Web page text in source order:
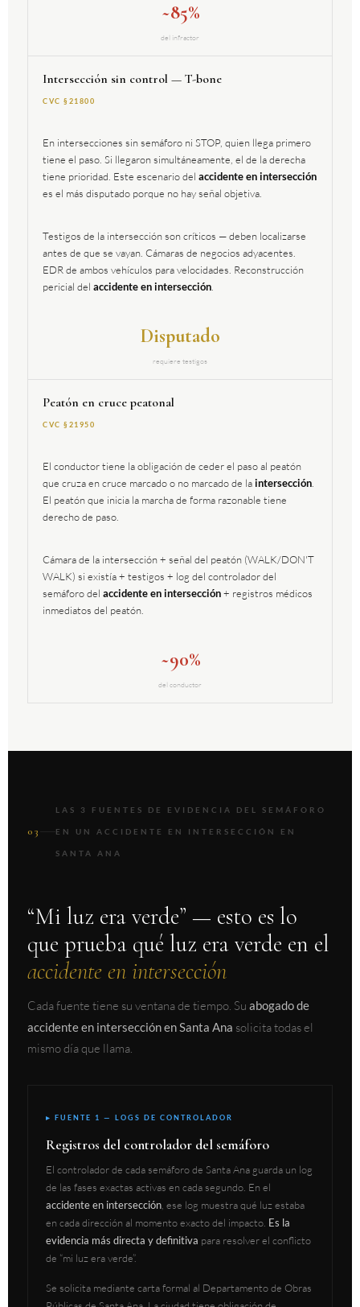
~85%
del infractor
Intersección sin control — T-bone
CVC §21800
En intersecciones sin semáforo ni STOP, quien llega primero
tiene el paso. Si llegaron simultáneamente, el de la derecha
tiene prioridad. Este escenario del accidente en intersección
es el más disputado porque no hay señal objetiva.
Testigos de la intersección son críticos — deben localizarse
antes de que se vayan. Cámaras de negocios adyacentes.
EDR de ambos vehículos para velocidades. Reconstrucción
pericial del accidente en intersección.
Disputado
requiere testigos
Peatón en cruce peatonal
CVC §21950
El conductor tiene la obligación de ceder el paso al peatón
que cruza en cruce marcado o no marcado de laintersección.
El peatón que inicia la marcha de forma razonable tiene
derecho de paso.
Cámara de la intersección + señal del peatón (WALK/DON'T
WALK) si existía + testigos + log del controlador del
semáforo del accidente en intersección+ registros médicos
inmediatos del peatón.
~90%
del conductor
03
LAS 3 FUENTES DE EVIDENCIA DEL SEMÁFORO
EN UN ACCIDENTE EN INTERSECCIÓN EN
SANTA ANA
“Mi luz era verde” — esto es lo
que prueba qué luz era verde en el
accidente en intersección
Cada fuente tiene su ventana de tiempo. Su abogado de
accidente en intersección en Santa Ana solicita todas el
mismo día que llama.
▸ FUENTE 1 — LOGS DE CONTROLADOR
Registros del controlador del semáforo
El controlador de cada semáforo de Santa Ana guarda un log
de las fases exactas activas en cada segundo. En el
accidente en intersección, ese log muestra qué luz estaba
en cada dirección al momento exacto del impacto. Es la
evidencia más directa y definitiva para resolver el conflicto
de “mi luz era verde”.
Se solicita mediante carta formal al Departamento de Obras